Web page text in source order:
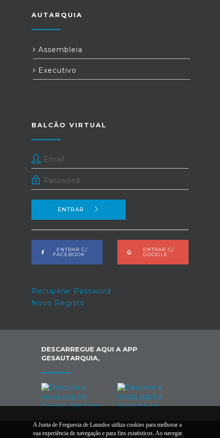
AUTARQUIA
Assembleia
Executivo
BALCÃO VIRTUAL
ENTRAR
ENTRAR C/
FACEBOOK
ENTRAR C/
GOOGLE
Recuperar Password
Novo Registo
DESCARREGUE AQUI A APP
GESAUTARQUIA,
© 2026 Junta de Freguesia de Laundos. Todos
A Junta de Freguesia de Laundos utiliza cookies para melhorar a
sua experiência de navegação e para fins estatísticos. Ao navegar